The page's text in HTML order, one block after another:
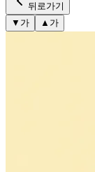
뒤로가기
▼ 가 ▲ 가